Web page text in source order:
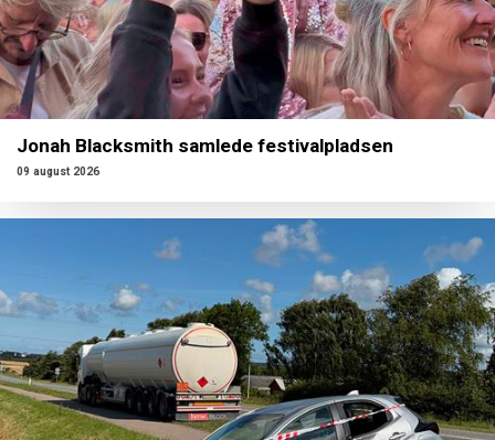
Jonah Blacksmith samlede festivalpladsen
09 august 2026